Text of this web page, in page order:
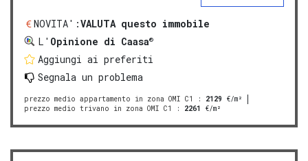
NOVITA':VALUTA questo immobile
L' Opinione di Caasa®
Aggiungi ai preferiti
Segnala un problema
prezzo medio appartamento in zona OMI C1 : 2129 €/m²
prezzo medio trivano in zona OMI C1
: 2261 €/m²